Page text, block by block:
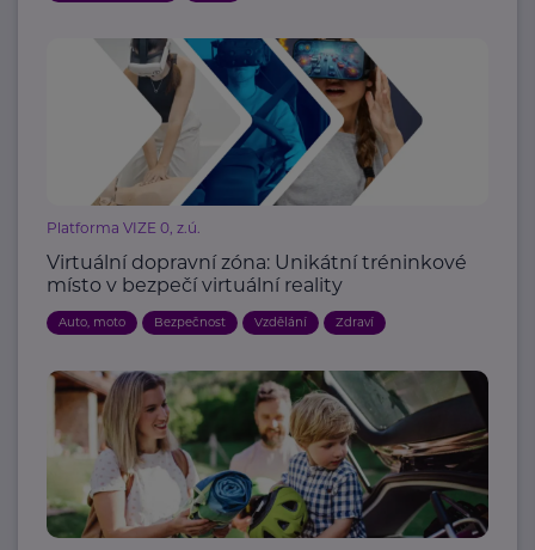
Platforma VIZE 0, z.ú.
Virtuální dopravní zóna: Unikátní tréninkové
místo v bezpečí virtuální reality
Auto, moto Bezpečnost Vzdělání Zdraví